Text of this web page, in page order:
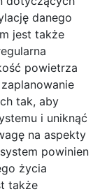
danego
jest także
powietrza
tak, aby
i uniknąć
na aspekty
powinien
życia
także